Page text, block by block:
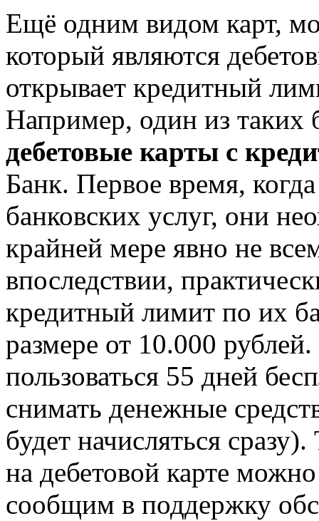
Ещё одним видом карт,
который являются
открывает кредитный
Например, один из таких
дебетовые карты с
Банк. Первое время,
банковских услуг, они
крайней мере явно не
впоследствии,
кредитный лимит по их
размере от 10.000
пользоваться 55 дней
снимать денежные
будет начисляться
на дебетовой карте
сообщим в поддержку